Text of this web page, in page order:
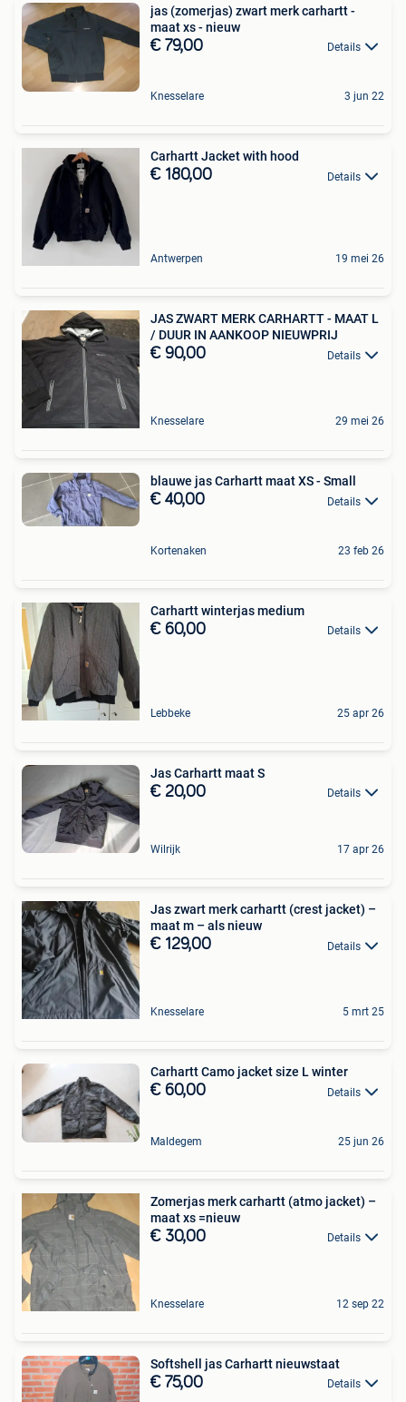
jas (zomerjas) zwart merk carhartt -
maat xs - nieuw
€ 79,00 Details
Knesselare 3 jun 22
Carhartt Jacket with hood
€ 180,00 Details
Antwerpen 19 mei 26
JAS ZWART MERK CARHARTT - MAAT L
/ DUUR IN AANKOOP NIEUWPRIJ
€ 90,00 Details
Knesselare 29 mei 26
blauwe jas Carhartt maat XS - Small
€ 40,00 Details
Kortenaken 23 feb 26
Carhartt winterjas medium
€ 60,00 Details
Lebbeke 25 apr 26
Jas Carhartt maat S
€ 20,00 Details
Wilrijk 17 apr 26
Jas zwart merk carhartt (crest jacket) –
maat m – als nieuw
€ 129,00 Details
Knesselare 5 mrt 25
Carhartt Camo jacket size L winter
€ 60,00 Details
Maldegem 25 jun 26
Zomerjas merk carhartt (atmo jacket) –
maat xs =nieuw
€ 30,00 Details
Knesselare 12 sep 22
Softshell jas Carhartt nieuwstaat
€ 75,00 Details